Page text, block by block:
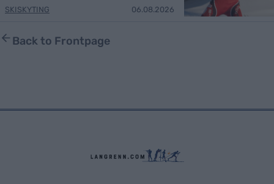
SKISKYTING 06.08.2026
Back to Frontpage